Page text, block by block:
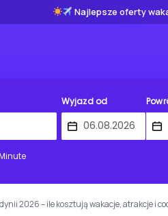
Najlepsze oferty
Wyjazd od
2026 – ile kosztują wakacje, atrakcje i